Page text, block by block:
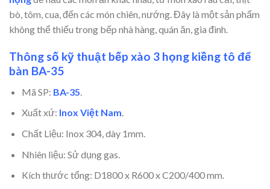
bò, tôm, cua, đến các món chiên, nướng. Đây là một sản phẩm
không thể thiếu trong bếp nhà hàng, quán ăn, gia đình.
Thông số kỹ thuật bếp xào 3 họng kiềng tô để
bàn BA-35
Mã SP: BA-35
Xuất xứ: Inox Việt Nam.
Chất Liệu: Inox 304, dày 1mm.
Nhiên liệu: Sử dụng gas.
Kích thước tổng: D1800 x R600 x C200/400 mm.